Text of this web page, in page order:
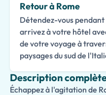
Retour à Rome
Détendez-vous
arrivez à votre hôtel
de votre voyage à
paysages du sud de
Description
Échappez à l'agitation de